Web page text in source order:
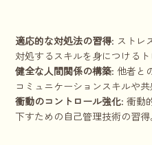
適応的な対処法の習得: ストレ
対処するスキルを身につけるト
健全な人間関係の構築: 他者と
コミュニケーションスキルや共
衝動のコントロール強化: 衝動
下すための自己管理技術の習得